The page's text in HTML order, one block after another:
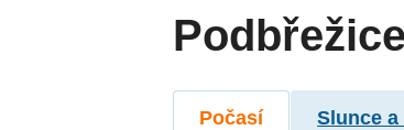
Podbřežice
Počasí Slunce a